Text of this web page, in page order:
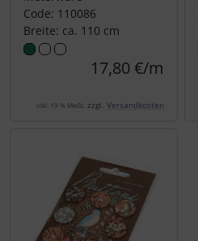
Code: 110086
Breite: ca. 110 cm
17,80 €/m
inkl. 19 % MwSt. zzgl. Versandkosten